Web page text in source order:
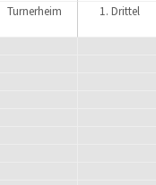
Turnerheim 1. Drittel